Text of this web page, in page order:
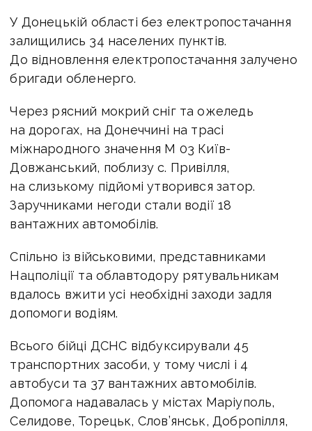
У Донецькій області без електропостачання
залищились 34 населених пунктів.
До відновлення електропостачання залучено
бригади обленерго.
Через рясний мокрий сніг та ожеледь
на дорогах, на Донеччині на трасі
міжнародного значення М 03 Київ-
Довжанський, поблизу с. Привілля,
на слизькому підйомі утворився затор.
Заручниками негоди стали водії 18
вантажних автомобілів.
Спільно із військовими, представниками
Нацполіції та облавтодору рятувальникам
вдалось вжити усі необхідні заходи задля
допомоги водіям.
Всього бійці ДСНС відбуксирували 45
транспортних засоби, у тому числі і 4
автобуси та 37 вантажних автомобілів.
Допомога надавалась у містах Маріуполь,
Селидове, Торецьк, Слов’янськ, Добропілля,